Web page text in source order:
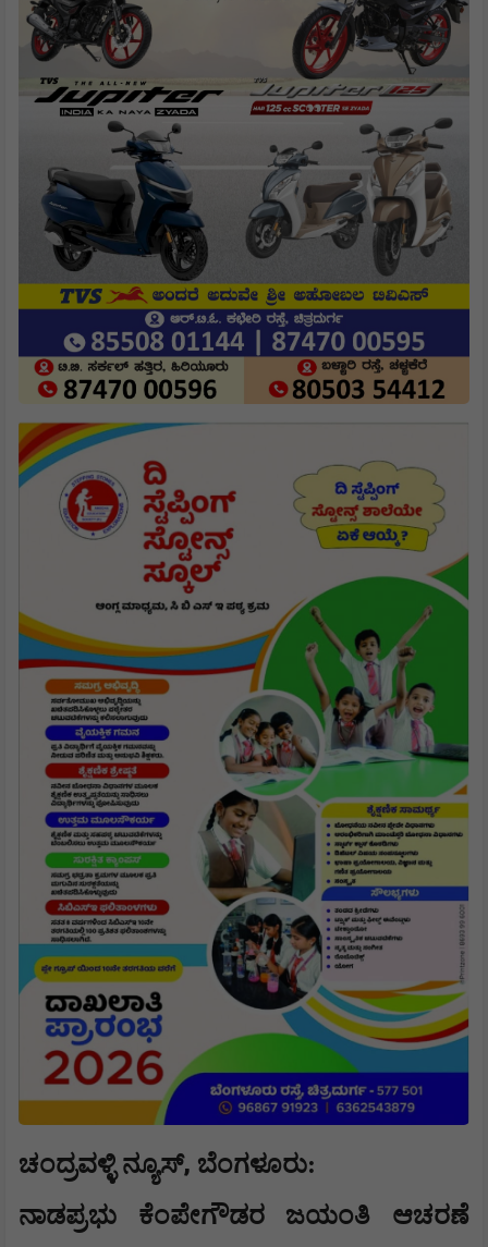
ಚಂದ್ರವಳ್ಳಿ ನ್ಯೂಸ್, ​ಬೆಂಗಳೂರು:
ನಾಡಪ್ರಭು ಕೆಂಪೇಗೌಡರ ಜಯಂತಿ ಆಚರಣೆ